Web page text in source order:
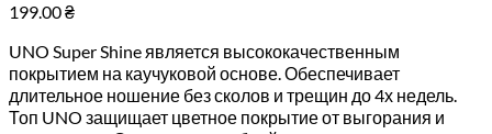
199.00₴
UNO Super Shine является высококачественным
покрытием на каучуковой основе. Обеспечивает
длительное ношение без сколов и трещин до 4х недель.
Топ UNO защищает цветное покрытие от выгорания и